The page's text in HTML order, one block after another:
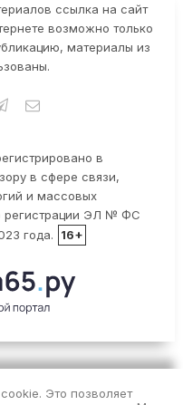
ссылка на сайт
возможно только
материалы из
в
в сфере связи,
и массовых
регистрации ЭЛ № ФС
года.
16+
Это позволяет